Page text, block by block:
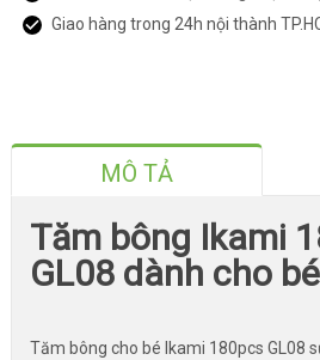
Giao hàng trong 24h nội thành
MÔ TẢ
Tăm bông Ikami
GL08 dành cho
Tăm bông cho bé Ikami 180pcs GL08